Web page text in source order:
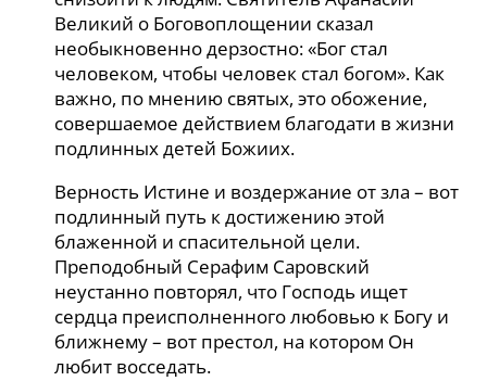
Великий о Боговоплощении сказал
необыкновенно дерзостно: «Бог стал
человеком, чтобы человек стал богом». Как
важно, по мнению святых, это обожение,
совершаемое действием благодати в жизни
подлинных детей Божиих.
Верность Истине и воздержание от зла – вот
подлинный путь к достижению этой
блаженной и спасительной цели.
Преподобный Серафим Саровский
неустанно повторял, что Господь ищет
сердца преисполненного любовью к Богу и
ближнему – вот престол, на котором Он
любит восседать.